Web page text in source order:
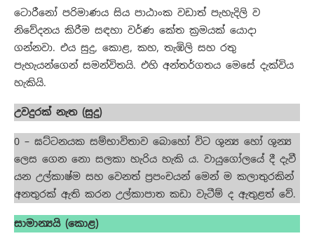
ටොරීනෝ පරිමාණය සිය පාඨාංක වඩාත් පැහැදිලි ව
නිවේදනය කිරීම සඳහා වර්ණ කේත ක්‍රමයක් යොදා
ගන්නවා. එය සුදු, කොළ, කහ, තැඹිලි සහ රතු
පැහැයන්ගෙන් සමන්විතයි. එහි අන්තර්ගතය මෙසේ දැක්විය
හැකියි.
උවදුරක් නැත (සුදු)
0 – ඝට්ටනයක සම්භාවිතාව බොහෝ විට ශුන්‍ය හෝ ශුන්‍ය
ලෙස ගෙන නො සලකා හැරිය හැකි ය. වායුගෝලයේ දී දැවී
යන උල්කාෂ්ම සහ වෙනත් ප්‍රපංචයන් මෙන් ම කලාතුරකින්
අනතුරක් ඇති කරන උල්කාපාත කඩා වැටීම් ද ඇතුළත් වේ.
සාමාන්‍යයි (කොළ)